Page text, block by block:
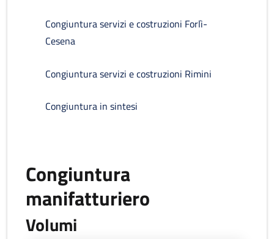
Congiuntura servizi e costruzioni Forlì-
Cesena
Congiuntura servizi e costruzioni Rimini
Congiuntura in sintesi
Congiuntura
manifatturiero
Volumi